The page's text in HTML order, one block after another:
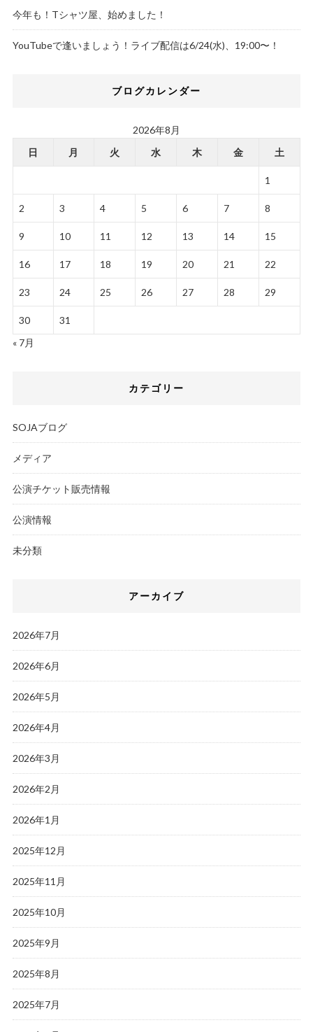
今年も！Tシャツ屋、始めました！
YouTubeで逢いましょう！ライブ配信は6/24(水)、19:00〜！
ブログカレンダー
2026年8月
日
月 火 水 木 金 土
1
2 3 4 5 6 7 8
9 10 11 12 13 14 15
16 17 18 19 20 21 22
23 24 25 26 27 28 29
30
31
« 7月
カテゴリー
SOJAブログ
メディア
公演チケット販売情報
公演情報
未分類
アーカイブ
2026年7月
2026年6月
2026年5月
2026年4月
2026年3月
2026年2月
2026年1月
2025年12月
2025年11月
2025年10月
2025年9月
2025年8月
2025年7月